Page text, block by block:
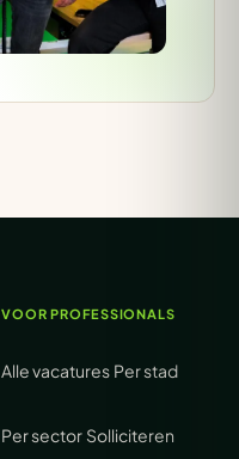
VOOR PROFESSIONALS
Alle vacatures Per stad
Per sector Solliciteren